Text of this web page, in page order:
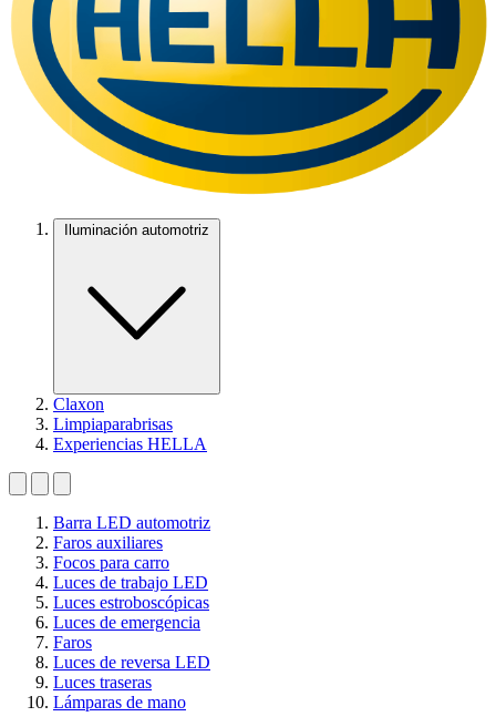
Iluminación automotriz
Claxon
Limpiaparabrisas
Experiencias HELLA
Barra LED automotriz
Faros auxiliares
Focos para carro
Luces de trabajo LED
Luces estroboscópicas
Luces de emergencia
Faros
Luces de reversa LED
Luces traseras
Lámparas de mano